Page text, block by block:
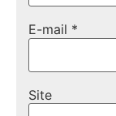
E-mail *
Site